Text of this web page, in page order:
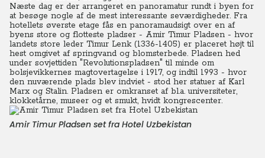
Næste dag er der arrangeret en panoramatur rundt i byen for
at besøge nogle af de mest interessante seværdigheder. Fra
hotellets øverste etage fås en panoramaudsigt over en af
byens store og flotteste pladser - Amir Timur Pladsen - hvor
landets store leder Timur Lenk (1336-1405) er placeret højt til
hest omgivet af springvand og blomsterbede. Pladsen hed
under sovjettiden "Revolutionspladsen" til minde om
bolsjevikkernes magtovertagelse i 1917, og indtil 1993 - hvor
den nuværende plads blev indviet - stod her statuer af Karl
Marx og Stalin. Pladsen er omkranset af bl.a. universiteter,
klokketårne, museer og et smukt, hvidt kongrescenter.
Amir Timur Pladsen set fra Hotel Uzbekistan